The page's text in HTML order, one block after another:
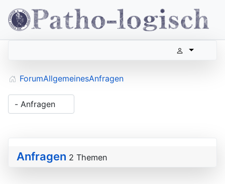
ForumAllgemeinesAnfragen
Anfragen 2 Themen